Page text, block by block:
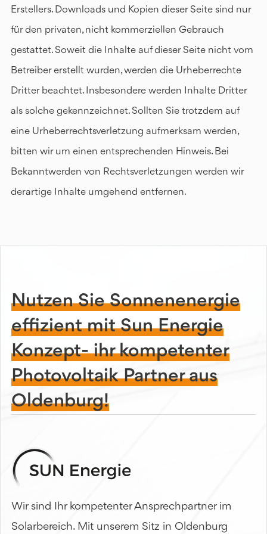
Erstellers. Downloads und Kopien dieser Seite sind nur
für den privaten, nicht kommerziellen Gebrauch
gestattet. Soweit die Inhalte auf dieser Seite nicht vom
Betreiber erstellt wurden, werden die Urheberrechte
Dritter beachtet. Insbesondere werden Inhalte Dritter
als solche gekennzeichnet. Sollten Sie trotzdem auf
eine Urheberrechtsverletzung aufmerksam werden,
bitten wir um einen entsprechenden Hinweis. Bei
Bekanntwerden von Rechtsverletzungen werden wir
derartige Inhalte umgehend entfernen.
Nutzen Sie Sonnenenergie
effizient mit Sun Energie
Konzept- ihr kompetenter
Photovoltaik Partner aus
Oldenburg!
Wir sind Ihr kompetenter Ansprechpartner im
Solarbereich. Mit unserem Sitz in Oldenburg